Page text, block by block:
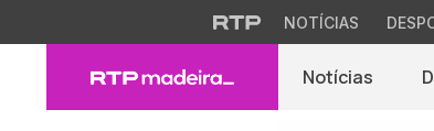
NOTÍCIAS
Notícias